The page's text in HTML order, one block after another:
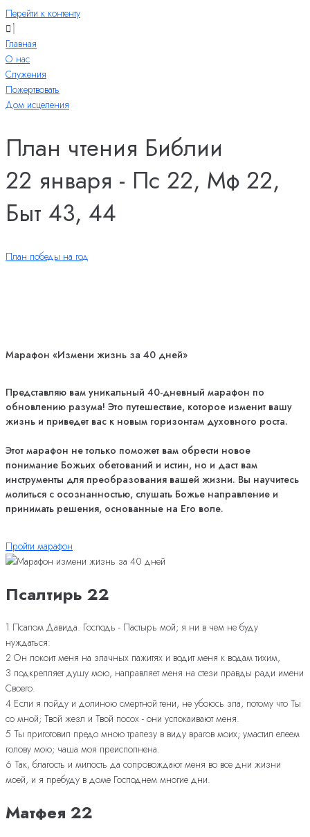
Перейти к контенту
Главная
О нас
Служения
Пожертвовать
Дом исцеления
План чтения Библии
22 января - Пс 22, Мф 22,
Быт 43, 44
План победы на год
Марафон «Измени жизнь за 40 дней»
Представляю вам уникальный 40-дневный марафон по
обновлению разума! Это путешествие, которое изменит вашу
жизнь и приведет вас к новым горизонтам духовного роста.
Этот марафон не только поможет вам обрести новое
понимание Божьих обетований и истин, но и даст вам
инструменты для преобразования вашей жизни. Вы научитесь
молиться с осознанностью, слушать Божье направление и
принимать решения, основанные на Его воле.
Пройти марафон
Псалтирь 22
1 Псалом Давида. Господь - Пастырь мой; я ни в чем не буду
нуждаться:
2 Он покоит меня на злачных пажитях и водит меня к водам тихим,
3 подкрепляет душу мою, направляет меня на стези правды ради имени
Своего.
4 Если я пойду и долиною смертной тени, не убоюсь зла, потому что Ты
со мной; Твой жезл и Твой посох - они успокаивают меня.
5 Ты приготовил предо мною трапезу в виду врагов моих; умастил елеем
голову мою; чаша моя преисполнена.
6 Так, благость и милость да сопровождают меня во все дни жизни
моей, и я пребуду в доме Господнем многие дни.
Матфея 22